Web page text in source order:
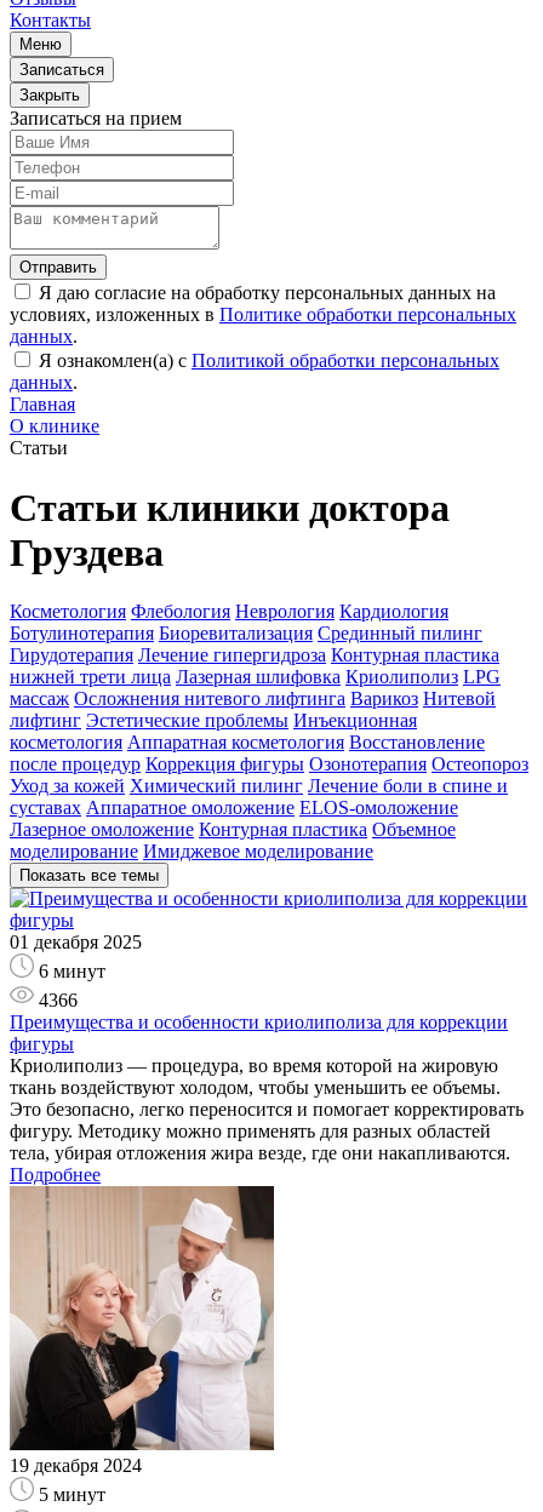
Контакты
Меню
Записаться
Закрыть
Записаться на прием
Отправить
Я даю согласие на обработку персональных данных на
условиях, изложенных в Политике обработки персональных
данных.
Я ознакомлен(а) с Политикой обработки персональных
данных.
Главная
О клинике
Статьи
Статьи клиники доктора
Груздева
Косметология Флебология Неврология Кардиология
Ботулинотерапия Биоревитализация Срединный пилинг
Гирудотерапия Лечение гипергидроза Контурная пластика
нижней трети лица Лазерная шлифовка Криолиполиз LPG
массаж Осложнения нитевого лифтинга Варикоз Нитевой
лифтинг Эстетические проблемы Инъекционная
косметология Аппаратная косметология Восстановление
после процедур Коррекция фигуры Озонотерапия Остеопороз
Уход за кожей Химический пилинг Лечение боли в спине и
суставах Аппаратное омоложение ELOS-омоложение
Лазерное омоложение Контурная пластика Объемное
моделирование Имиджевое моделирование
Показать все темы
01 декабря 2025
6 минут
4366
Преимущества и особенности криолиполиза для коррекции
фигуры
Криолиполиз — процедура, во время которой на жировую
ткань воздействуют холодом, чтобы уменьшить ее объемы.
Это безопасно, легко переносится и помогает корректировать
фигуру. Методику можно применять для разных областей
тела, убирая отложения жира везде, где они накапливаются.
Подробнее
19 декабря 2024
5 минут